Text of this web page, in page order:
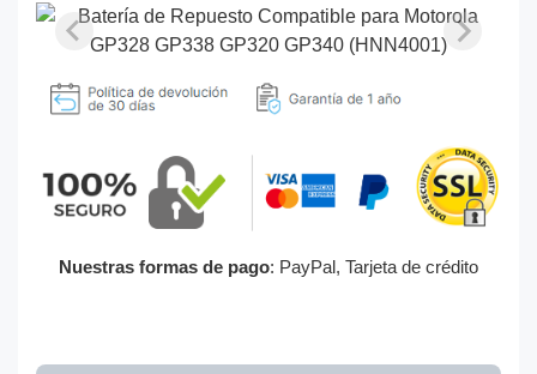
Nuestras formas de pago: PayPal, Tarjeta de crédito